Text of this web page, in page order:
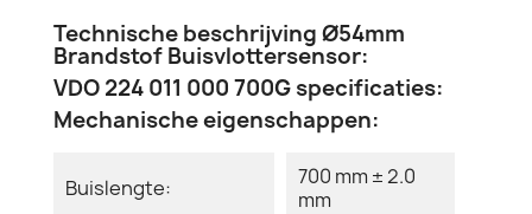
Technische beschrijving Ø54mm
Brandstof Buisvlottersensor:
VDO 224 011 000 700G specificaties:
Mechanische eigenschappen:
Buislengte:
700 mm ± 2.0
mm